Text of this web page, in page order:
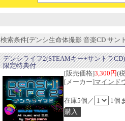
検索条件[デンシ生命体撮影 音楽CD サン
デンシライフ2(STEAMキー+サントラ
限定特典付
[販売価格]3,300円(
[メーカー]マインド
在庫5個／ 1個